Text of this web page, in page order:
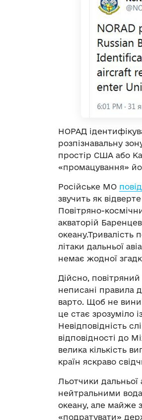
НОРАД
розпізнавальну
простір США або
«промацування»
Російське МО
звучить як
Повітряно-
акваторій
океану.Тривалість
літаки дальньої
немає жодної
Дійсно,
неписані правила
варто. Щоб не
це стає зрозуміло
Невідповідність
відповідності до
велика кількість
країн яскраво
Льотчики дальньої
нейтральними
океану, але майже
«подратувати»